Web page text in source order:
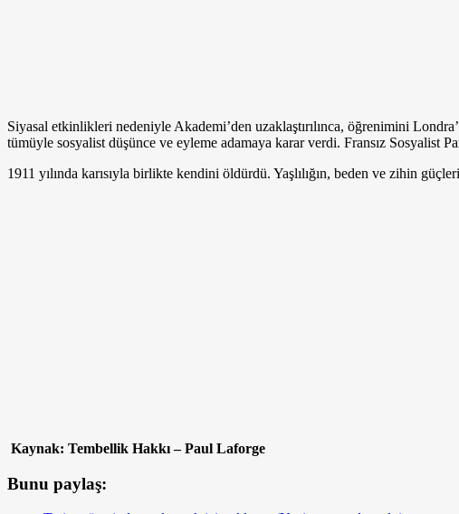
Siyasal etkinlikleri nedeniyle Akademi’den uzaklaştırılınca, öğrenimini
tümüyle sosyalist düşünce ve eyleme adamaya karar verdi. Fransız Sosyalist
1911 yılında karısıyla birlikte kendini öldürdü. Yaşlılığın, beden ve zihin
Kaynak: Tembellik Hakkı – Paul Laforge
Bunu paylaş: